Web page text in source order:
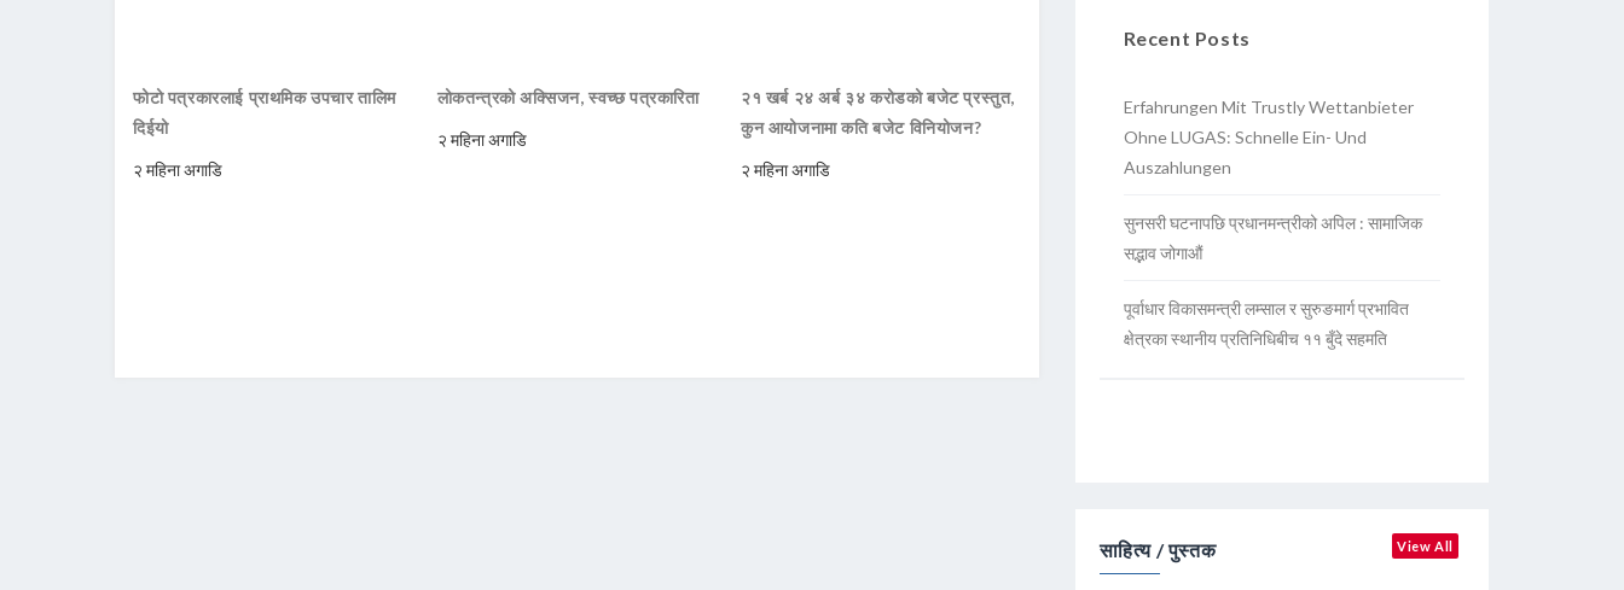
फोटो पत्रकारलाई प्राथमिक उपचार तालिम
दिईयो
२ महिना अगाडि
लोकतन्त्रको अक्सिजन, स्वच्छ पत्रकारिता
२ महिना अगाडि
२१ खर्ब २४ अर्ब ३४ करोडको बजेट प्रस्तुत,
कुन आयोजनामा कति बजेट विनियोजन?
२ महिना अगाडि
Recent Posts
Erfahrungen Mit Trustly Wettanbieter
Ohne LUGAS: Schnelle Ein- Und
Auszahlungen
सुनसरी घटनापछि प्रधानमन्त्रीको अपिल : सामाजिक
सद्भाव जोगाऔं
पूर्वाधार विकासमन्त्री लम्साल र सुरुङमार्ग प्रभावित
क्षेत्रका स्थानीय प्रतिनिधिबीच ११ बुँदे सहमति
साहित्य / पुस्तक View All